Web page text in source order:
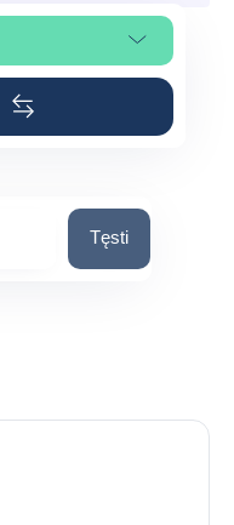
puslapio skiltį
Ieškoti šalies
Tęsti